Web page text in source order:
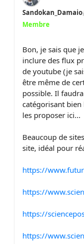
Sandokan_Damaio
Membre
Bon, je sais que
inclure des flux
de youtube (je
être même de
possible. Il
catégorisant bien
les proposer ici...
Beaucoup de
site, idéal pour
https://
https://
https://
https://